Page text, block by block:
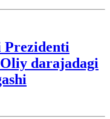
Prezidenti
darajadagi